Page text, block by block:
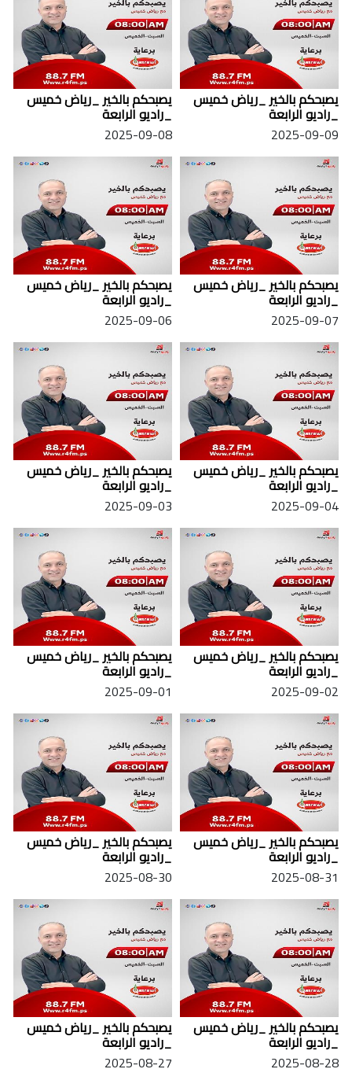
يصبحكم بالخير _رياض خميس
_راديو الرابعة
2025-09-09
يصبحكم بالخير _رياض خميس
_راديو الرابعة
2025-09-08
يصبحكم بالخير _رياض خميس
_راديو الرابعة
2025-09-07
يصبحكم بالخير _رياض خميس
_راديو الرابعة
2025-09-06
يصبحكم بالخير _رياض خميس
_راديو الرابعة
2025-09-04
يصبحكم بالخير _رياض خميس
_راديو الرابعة
2025-09-03
يصبحكم بالخير _رياض خميس
_راديو الرابعة
2025-09-02
يصبحكم بالخير _رياض خميس
_راديو الرابعة
2025-09-01
يصبحكم بالخير _رياض خميس
_راديو الرابعة
2025-08-31
يصبحكم بالخير _رياض خميس
_راديو الرابعة
2025-08-30
يصبحكم بالخير _رياض خميس
_راديو الرابعة
2025-08-28
يصبحكم بالخير _رياض خميس
_راديو الرابعة
2025-08-27